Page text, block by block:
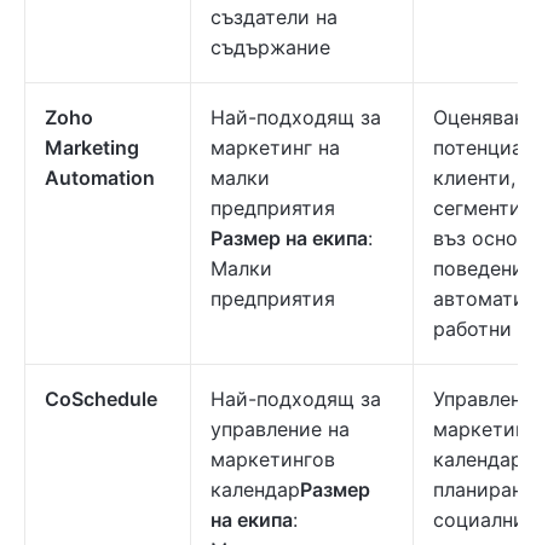
създатели на
съдържание
Zoho
Marketing
Automation
Най-подходящ за
маркетинг на
малки
предприятия
Размер на екипа:
Малки
предприятия
Оценяване
клиенти,
въз
работни
CoSchedule
Най-подходящ за
управление на
маркетингов
календарРазмер
на екипа:
календар,
планиране
социални